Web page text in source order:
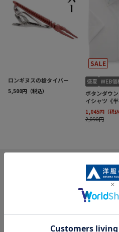
INFORMATION